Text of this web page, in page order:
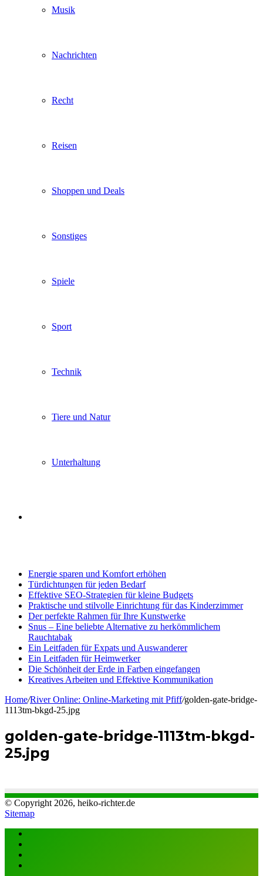
Musik
Nachrichten
Recht
Reisen
Shoppen und Deals
Sonstiges
Spiele
Sport
Technik
Tiere und Natur
Unterhaltung
Energie sparen und Komfort erhöhen
Türdichtungen für jeden Bedarf
Effektive SEO-Strategien für kleine Budgets
Praktische und stilvolle Einrichtung für das Kinderzimmer
Der perfekte Rahmen für Ihre Kunstwerke
Snus – Eine beliebte Alternative zu herkömmlichem
Rauchtabak
Ein Leitfaden für Expats und Auswanderer
Ein Leitfaden für Heimwerker
Die Schönheit der Erde in Farben eingefangen
Kreatives Arbeiten und Effektive Kommunikation
Home/River Online: Online-Marketing mit Pfiff/golden-gate-bridge-
1113tm-bkgd-25.jpg
golden-gate-bridge-1113tm-bkgd-
25.jpg
© Copyright 2026, heiko-richter.de
Sitemap
Close